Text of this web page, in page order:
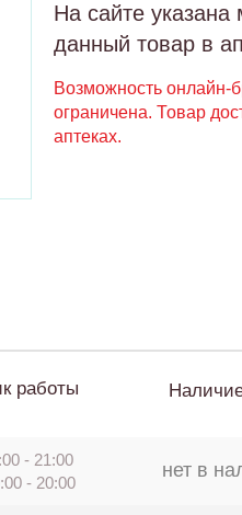
На сайте
данный товар в
Возможность онлайн-
ограничена. Товар
аптеках.
работы
- 21:00
- 20:00
нет в